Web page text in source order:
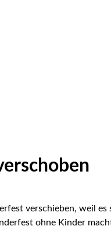
verschieben, weil es
ohne Kinder